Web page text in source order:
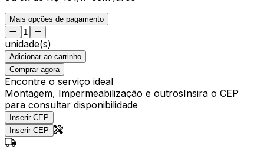
Mais opções de pagamento
unidade(s)
Adicionar ao carrinho
Comprar agora
Encontre o serviço ideal
Montagem, Impermeabilização e outrosInsira o CEP
para consultar disponibilidade
Inserir CEP
Inserir CEP